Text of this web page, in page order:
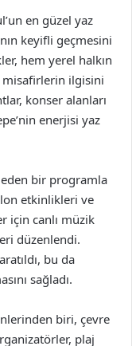
en güzel yaz
keyifli geçmesini
hem yerel halkın
misafirlerin ilgisini
konser alanları
enerjisi yaz
eden bir programla
etkinlikleri ve
için canlı müzik
düzenlendi.
bu da
sağladı.
biri, çevre
plaj